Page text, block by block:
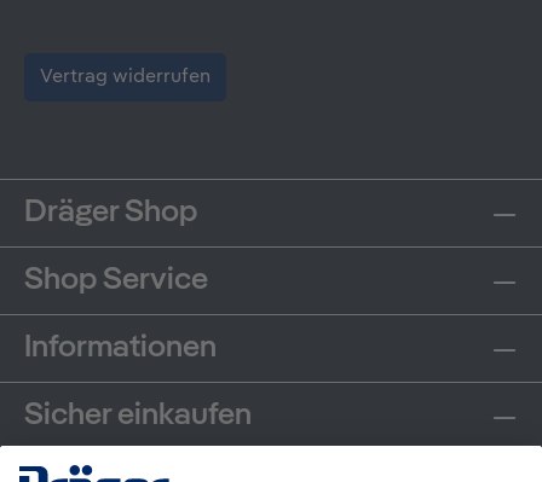
Vertrag widerrufen
Dräger Shop
Shop Service
Informationen
Sicher einkaufen